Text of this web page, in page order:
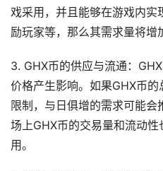
戏采用，并且能够在游戏内实
励玩家等，那么其需求量将增
3. GHX币的供应与流通：
价格产生影响。如果GHX币
限制，与日俱增的需求可能
场上GHX币的交易量和流动
用。